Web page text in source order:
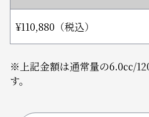
¥110,880（税込）
※上記金額は通常量の6.0㏄/
す。